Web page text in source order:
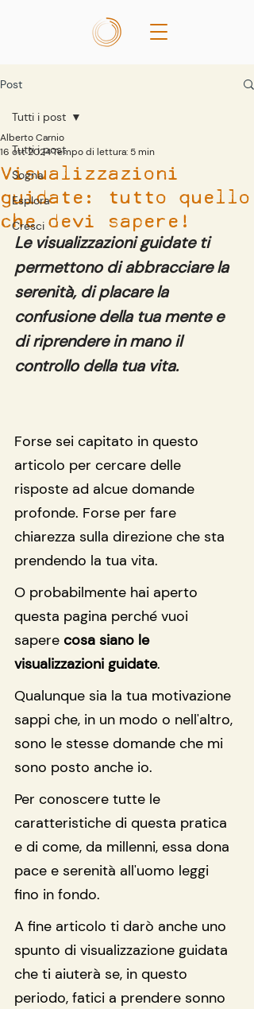
Post
Tutti i post
Sogna
Esplora
Cresci
Tutti i post
Visualizzazioni
guidate: tutto quello
che devi sapere!
Alberto Carnio
16 ott 2024Tempo di lettura: 5 min
Le visualizzazioni guidate ti
permettono di abbracciare la
serenità, di placare la
confusione della tua mente e
di riprendere in mano il
controllo della tua vita.
Forse sei capitato in questo
articolo per cercare delle
risposte ad alcue domande
profonde. Forse per fare
chiarezza sulla direzione che sta
prendendo la tua vita.
O probabilmente hai aperto
questa pagina perché vuoi
sapere cosa siano le
visualizzazioni guidate.
Qualunque sia la tua motivazione
sappi che, in un modo o nell'altro,
sono le stesse domande che mi
sono posto anche io.
Per conoscere tutte le
caratteristiche di questa pratica
e di come, da millenni, essa dona
pace e serenità all'uomo leggi
fino in fondo.
A fine articolo ti darò anche uno
spunto di visualizzazione guidata
che ti aiuterà se, in questo
periodo, fatici a prendere sonno